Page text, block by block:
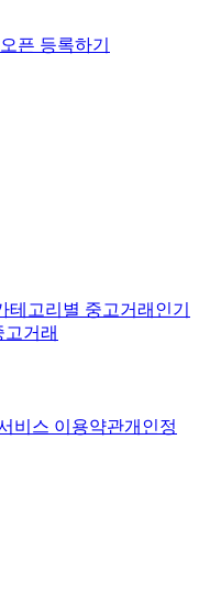
픈 등록하기
테고리별 중고거래 인기
거래
비스 이용약관개인정